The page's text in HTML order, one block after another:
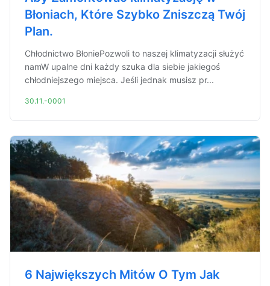
Błoniach, Które Szybko Zniszczą Twój
Plan.
Chłodnictwo BłoniePozwoli to naszej klimatyzacji służyć
namW upalne dni każdy szuka dla siebie jakiegoś
chłodniejszego miejsca. Jeśli jednak musisz pr...
30.11.-0001
6 Największych Mitów O Tym Jak